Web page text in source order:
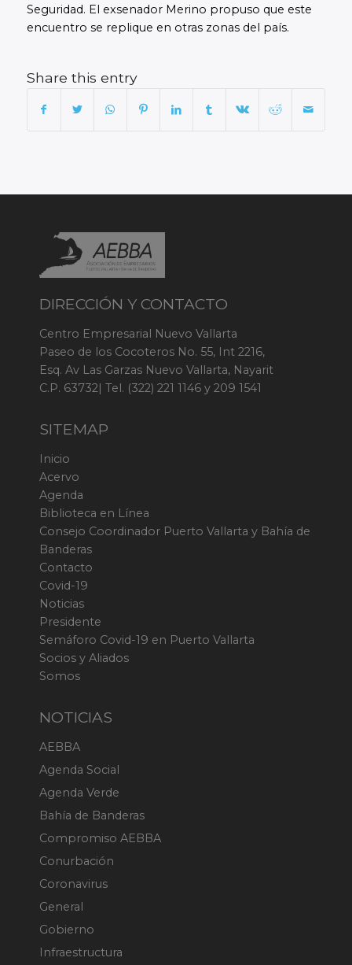
Seguridad. El exsenador Merino propuso que este
encuentro se replique en otras zonas del país.
Share this entry
DIRECCIÓN Y CONTACTO
Centro Empresarial Nuevo Vallarta
Paseo de los Cocoteros No. 55, Int 2216,
Esq. Av Las Garzas Nuevo Vallarta, Nayarit
C.P. 63732| Tel. (322) 221 1146 y 209 1541
SITEMAP
Inicio
Acervo
Agenda
Biblioteca en Línea
Consejo Coordinador Puerto Vallarta y Bahía de
Banderas
Contacto
Covid-19
Noticias
Presidente
Semáforo Covid-19 en Puerto Vallarta
Socios y Aliados
Somos
NOTICIAS
AEBBA
Agenda Social
Agenda Verde
Bahía de Banderas
Compromiso AEBBA
Conurbación
Coronavirus
General
Gobierno
Infraestructura